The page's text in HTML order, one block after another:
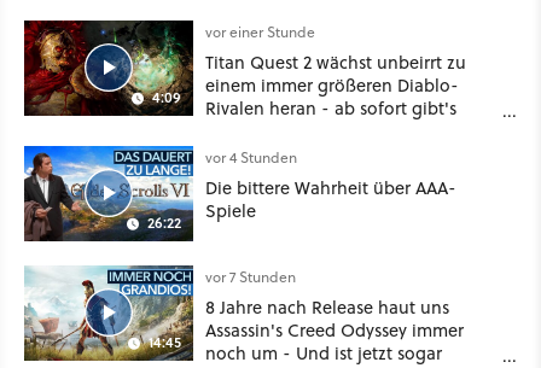
4:09
vor einer Stunde
Titan Quest 2 wächst unbeirrt zu
einem immer größeren Diablo-
Rivalen heran - ab sofort gibt's
Klasse
26:22
vor 4 Stunden
Die bittere Wahrheit über AAA-
Spiele
14:45
vor 7 Stunden
8 Jahre nach Release haut uns
Assassin's Creed Odyssey immer
noch um - Und ist jetzt sogar